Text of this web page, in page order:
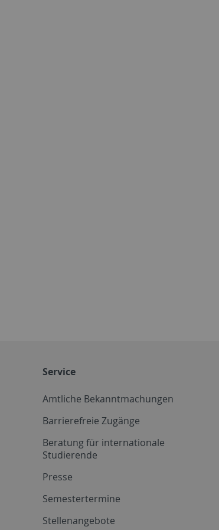
Service
Amtliche Bekanntmachungen
Barrierefreie Zugänge
Beratung für internationale
Studierende
Presse
Semestertermine
Stellenangebote